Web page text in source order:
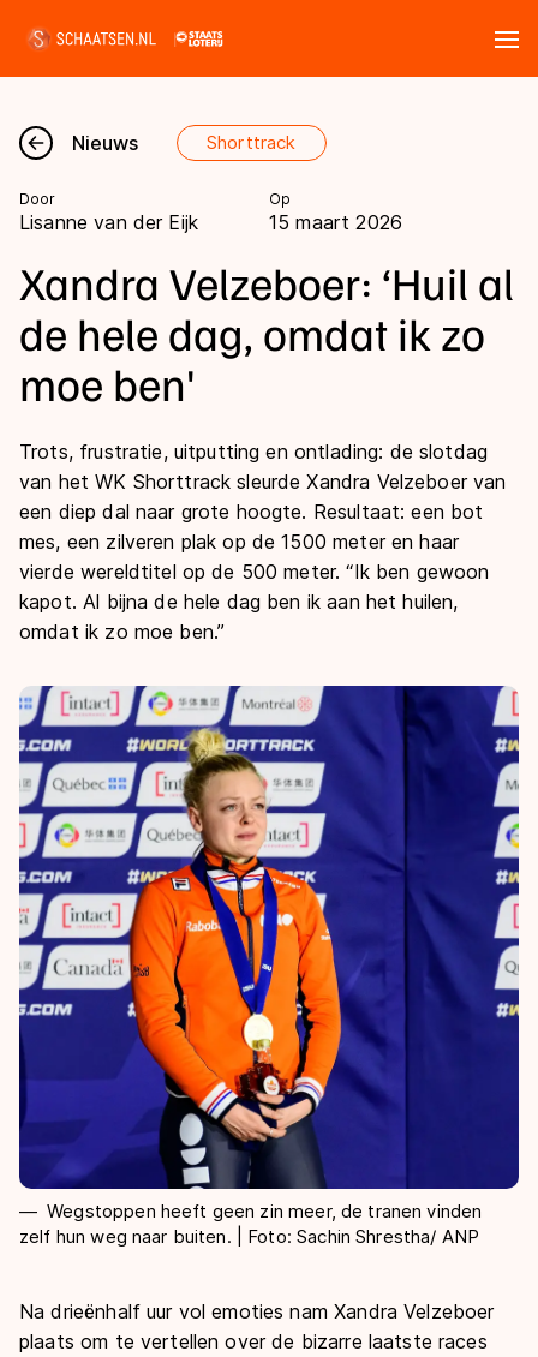
Nieuws
Kalender
Disciplines
Langebaan
Shorttrack
Inlineskaten
Kunstschaatsen
Schoonrijden
Natuurijs
Uitslagen
Langebaan
Shorttrack
Marathon
Inlineskaten
Kunstschaatsen
Tijden & historie
Ranglijsten Langebaan
Persoonlijke records & tijden
Historie & statistiek
De weg op
Inschrijven wedstrijden
Algemene Nederlandse Schaatstijd
Deze zomer de weg op
Waar kan ik schaatsen en skaten?
Schaatsfans
Evenementen
Tickets
Livestreams
Word schaatsfan!
Winacties
Olympische Spelen
Olympische Spelen
Medaille overzicht
Medaillespiegel
Olympische uitslagen
Van Jong tot Goud verhalen
Nieuws Shorttrack
Door
Lisanne van der Eijk
Op
15 maart 2026
Xandra Velzeboer: ‘Huil al
de hele dag, omdat ik zo
moe ben'
Trots, frustratie, uitputting en ontlading: de slotdag
van het WK Shorttrack sleurde Xandra Velzeboer van
een diep dal naar grote hoogte. Resultaat: een bot
mes, een zilveren plak op de 1500 meter en haar
vierde wereldtitel op de 500 meter. “Ik ben gewoon
kapot. Al bijna de hele dag ben ik aan het huilen,
omdat ik zo moe ben.”
Wegstoppen heeft geen zin meer, de tranen vinden
zelf hun weg naar buiten. | Foto: Sachin Shrestha/ ANP
Na drieënhalf uur vol emoties nam Xandra Velzeboer
plaats om te vertellen over de bizarre laatste races